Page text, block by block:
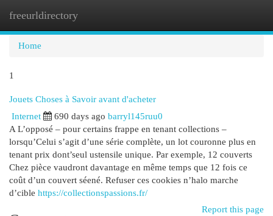
freeurldirectory
Home
1
Jouets Choses à Savoir avant d'acheter
Internet 690 days ago barryl145ruu0
A L’opposé – pour certains frappe en tenant collections –
lorsqu’Celui s’agit d’une série complète, un lot couronne plus en
tenant prix dont’seul ustensile unique. Par exemple, 12 couverts
Chez pièce vaudront davantage en même temps que 12 fois ce
coût d’un couvert séené. Refuser ces cookies n’halo marche
d’cible https://collectionspassions.fr/
Report this page